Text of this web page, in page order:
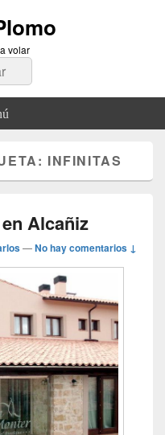
volar
INFINITAS
Alcañiz
—No hay comentarios ↓